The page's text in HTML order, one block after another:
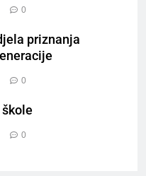
0
priznanja
0
škole
0